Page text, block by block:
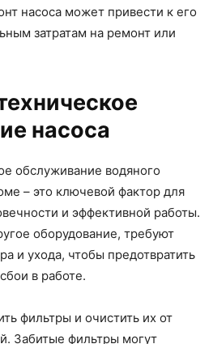
насоса может привести к его
затратам на ремонт или
насоса
обслуживание водяного
– это ключевой фактор для
и эффективной работы.
оборудование, требуют
и ухода, чтобы предотвратить
в работе.
фильтры и очистить их от
Забитые фильтры могут